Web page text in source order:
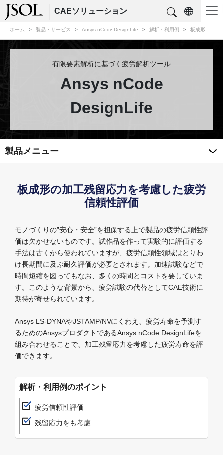
CAEソリューション
ホーム 製品・サービス Ansys nCode DesignLife 解析・利用例 板成形の加工残留応力を考慮した疲労信頼性評価
有限要素解析に基づく疲労解析ツール
Ansys nCode
DesignLife
製品メニュー
板成形の加工残留応力を考慮した疲労
信頼性評価
モノづくりの”安心・安全”を担保する上で製品の疲労信頼性評
価は欠かせないものです。試作品を作って実験的に評価する
手法は古くから使われていますが、疲労信頼性領域はとりわ
け長期間に及ぶ耐久評価が必要とされます。加速試験などで
時間短縮を図ってもなお、多くの時間とコストを要していま
す。このような背景から、疲労試験の代替としてCAE技術に
期待が寄せられています。
Ansys LS-DYNAやJSTAMP/NVにくわえ、疲労寿命を予測す
るためのAnsysプロダクトであるAnsys nCode DesignLifeを
組み合わせることで、加工残留応力を考慮した疲労寿命を評
価できます。
解析・利用例のポイント
疲労信頼性評価
残留応力をも考慮